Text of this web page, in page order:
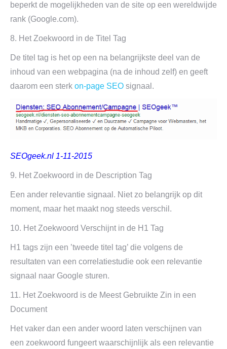
beperkt de mogelijkheden van de site op een wereldwijde
rank (Google.com).
8. Het Zoekwoord in de Titel Tag
De titel tag is het op een na belangrijkste deel van de
inhoud van een webpagina (na de inhoud zelf) en geeft
daarom een sterk on-page SEO signaal.
SEOgeek.nl 1-11-2015
9. Het Zoekwoord in de Description Tag
Een ander relevantie signaal. Niet zo belangrijk op dit
moment, maar het maakt nog steeds verschil.
10. Het Zoekwoord Verschijnt in de H1 Tag
H1 tags zijn een ’tweede titel tag’ die volgens de
resultaten van een correlatiestudie ook een relevantie
signaal naar Google sturen.
11. Het Zoekwoord is de Meest Gebruikte Zin in een
Document
Het vaker dan een ander woord laten verschijnen van
een zoekwoord fungeert waarschijnlijk als een relevantie